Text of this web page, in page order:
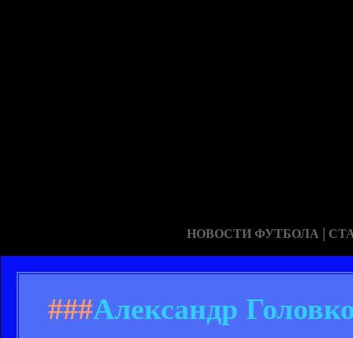
НОВОСТИ ФУТБОЛА |
###Александр